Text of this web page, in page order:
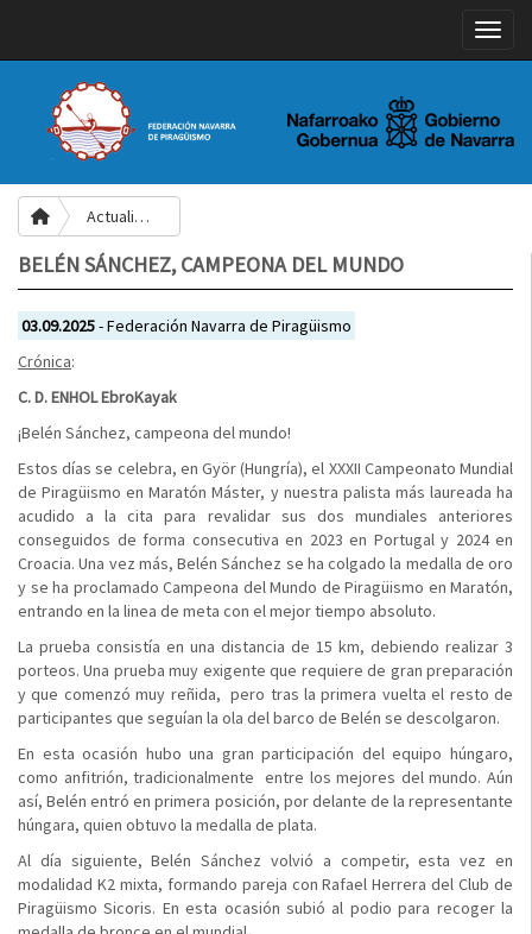
Actualidad
BELÉN SÁNCHEZ, CAMPEONA DEL MUNDO
03.09.2025- Federación Navarra de Piragüismo
Crónica:
C. D. ENHOL EbroKayak
¡Belén Sánchez, campeona del mundo!
Estos días se celebra, en Györ (Hungría), el XXXII Campeonato Mundial
de Piragüismo en Maratón Máster, y nuestra palista más laureada ha
acudido a la cita para revalidar sus dos mundiales anteriores
conseguidos de forma consecutiva en 2023 en Portugal y 2024 en
Croacia. Una vez más, Belén Sánchez se ha colgado la medalla de oro
y se ha proclamado Campeona del Mundo de Piragüismo en Maratón,
entrando en la linea de meta con el mejor tiempo absoluto.
La prueba consistía en una distancia de 15 km, debiendo realizar 3
porteos. Una prueba muy exigente que requiere de gran preparación
y que comenzó muy reñida, pero tras la primera vuelta el resto de
participantes que seguían la ola del barco de Belén se descolgaron.
En esta ocasión hubo una gran participación del equipo húngaro,
como anfitrión, tradicionalmente entre los mejores del mundo. Aún
así, Belén entró en primera posición, por delante de la representante
húngara, quien obtuvo la medalla de plata.
Al día siguiente, Belén Sánchez volvió a competir, esta vez en
modalidad K2 mixta, formando pareja con Rafael Herrera del Club de
Piragüismo Sicoris. En esta ocasión subió al podio para recoger la